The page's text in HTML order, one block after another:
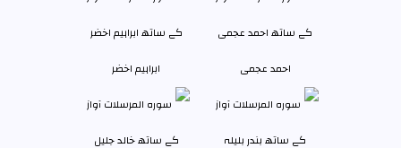
احمد عجمی ابراہیم اخضر